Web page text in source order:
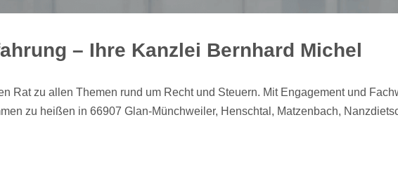
– Ihre Kanzlei Bernhard Michel
Rat zu allen Themen rund um Recht und Steuern. Mit Engagement und
zu heißen in 66907 Glan-Münchweiler, Henschtal, Matzenbach,